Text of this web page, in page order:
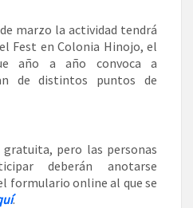
marzo la actividad tendrá
Fest en Colonia Hinojo, el
año a año convoca a
de distintos puntos de
pero las personas
deberán anotarse
formulario online al que se
.